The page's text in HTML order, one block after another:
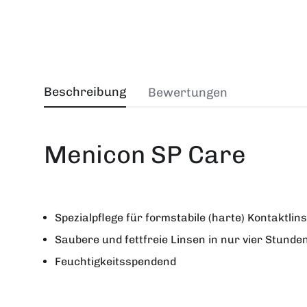
Beschreibung
Menicon SP Care
Spezialpflege für formstabile (harte)
Saubere und fettfreie Linsen in nur vier
Feuchtigkeitsspendend
Bewertungen